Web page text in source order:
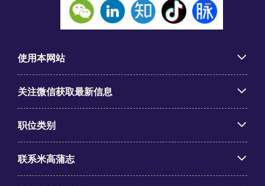
使用本网站
关注微信获取最新信息
职位类别
联系米高蒲志